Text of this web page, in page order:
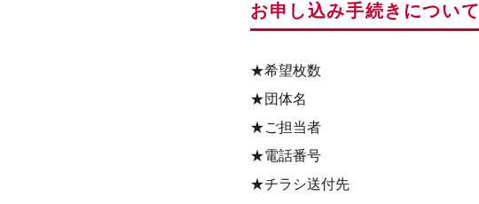
お申し込み手続きについて
★希望枚数
★団体名
★ご担当者
★電話番号
★チラシ送付先